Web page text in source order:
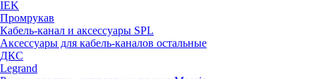
IEK
Промрукав
Кабель-канал и аксессуары SPL
Аксессуары для кабель-каналов остальные
ДКС
Legrand